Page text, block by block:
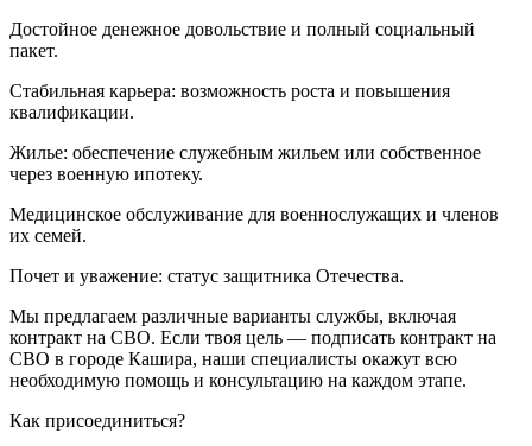
Достойное денежное довольствие и полный социальный
пакет.
Стабильная карьера: возможность роста и повышения
квалификации.
Жилье: обеспечение служебным жильем или собственное
через военную ипотеку.
Медицинское обслуживание для военнослужащих и членов
их семей.
Почет и уважение: статус защитника Отечества.
Мы предлагаем различные варианты службы, включая
контракт на СВО. Если твоя цель — подписать контракт на
СВО в городе Кашира, наши специалисты окажут всю
необходимую помощь и консультацию на каждом этапе.
Как присоединиться?